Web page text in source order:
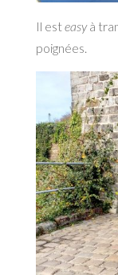
Il esteasyà
poignées.